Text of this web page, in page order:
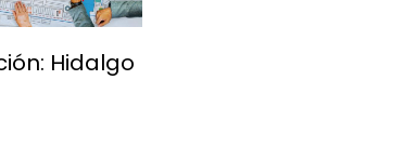
Hidalgo